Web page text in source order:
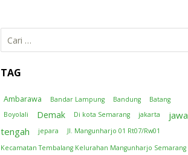
Cari
untuk:
TAG
Ambarawa Bandar Lampung Bandung
Batang
Boyolali
Demak Di kota Semarang jakarta
jawa
tengah
jepara
Jl. Mangunharjo 01 Rt07/Rw01
Kecamatan Tembalang Kelurahan Mangunharjo Semarang